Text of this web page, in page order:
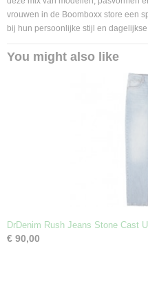
vrouwen in de Boomboxx store een
bij hun persoonlijke stijl en
You might also like
DrDenim Rush Jeans Stone Cast
€ 90,00